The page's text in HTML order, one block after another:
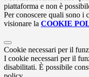
piattaforma e non è
Per conoscere quali sono i
visionare la COOKIE
Cookie necessari per il
I cookie necessari per il
disabilitati. È possibile